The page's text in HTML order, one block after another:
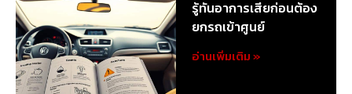
รู้ทันอาการเสียก่อนต้อง
ยกรถเข้าศูนย์
อ่านเพิ่มเติม »